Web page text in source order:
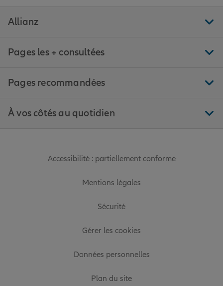
Allianz
Pages les + consultées
Pages recommandées
À vos côtés au quotidien
Accessibilité : partiellement conforme
Mentions légales
Sécurité
Gérer les cookies
Données personnelles
Plan du site